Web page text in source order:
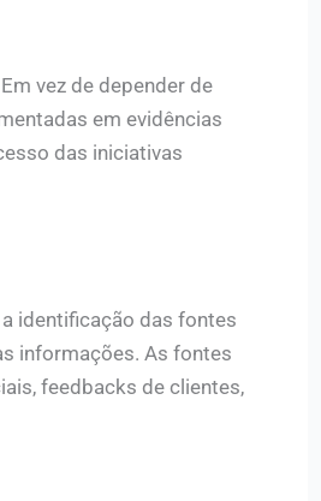
vez de depender de
em evidências
das iniciativas
identificação das fontes
informações. As fontes
feedbacks de clientes,